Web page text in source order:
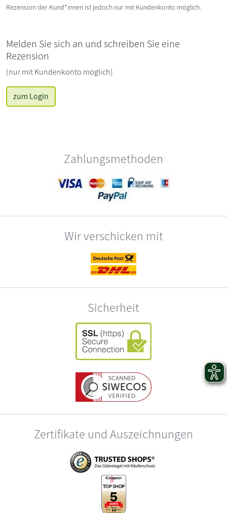
Rezension der Kund*innen ist jedoch nur mit Kundenkonto möglich.
Melden Sie sich an und schreiben Sie eine
Rezension
(nur mit Kundenkonto möglich)
zum Login
Zahlungsmethoden
Wir verschicken mit
Sicherheit
Zertifikate und Auszeichnungen